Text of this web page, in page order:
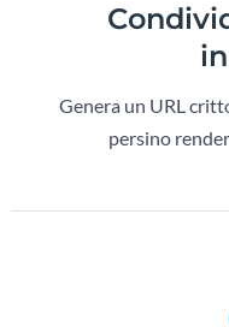
Genera un URL
persino